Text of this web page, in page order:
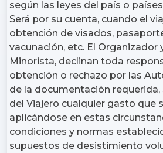
según las leyes del país o
Será por su cuenta, cuando el
obtención de visados,
vacunación, etc. El Organizador
Minorista, declinan toda
obtención o rechazo por las
de la documentación
del Viajero cualquier gasto que
aplicándose en estas
condiciones y normas
supuestos de desistimiento